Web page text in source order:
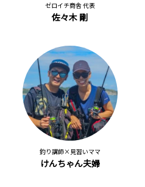
ゼロイチ商舎 代表
佐々木 剛
釣り講師×見習いママ
けんちゃん夫婦